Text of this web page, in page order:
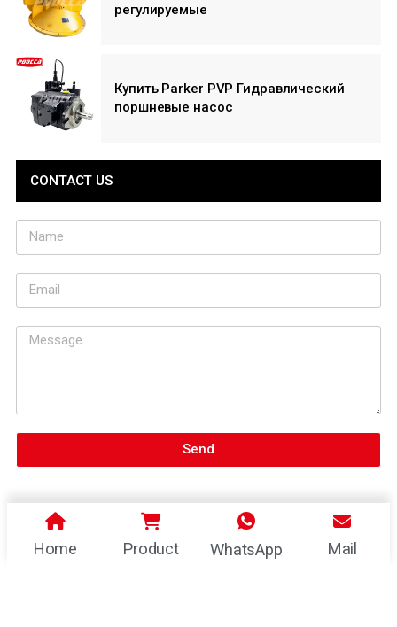
регулируемые
Купить Parker PVP Гидравлический
поршневые насос
CONTACT US
Send
Home Product WhatsApp Mail